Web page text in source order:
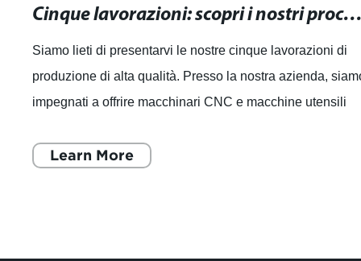
Cinque lavorazioni: scopri i nostri processi di
Siamo lieti di presentarvi le nostre cinque lavorazioni di
produzione di alta qualità. Presso la nostra azienda,
impegnati a offrire macchinari CNC e macchine utensili
Learn More